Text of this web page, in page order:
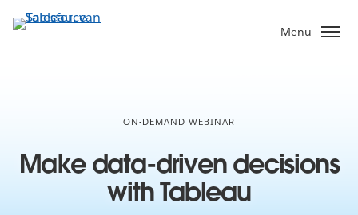
Verder
naar
Menu
ON-DEMAND WEBINAR
Make data-driven decisions
with Tableau